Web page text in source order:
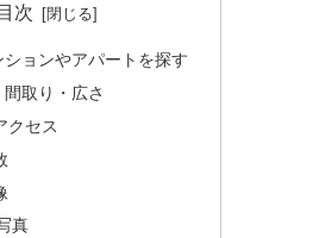
目次
ョンやアパートを探す
取り・広さ
クセス
真